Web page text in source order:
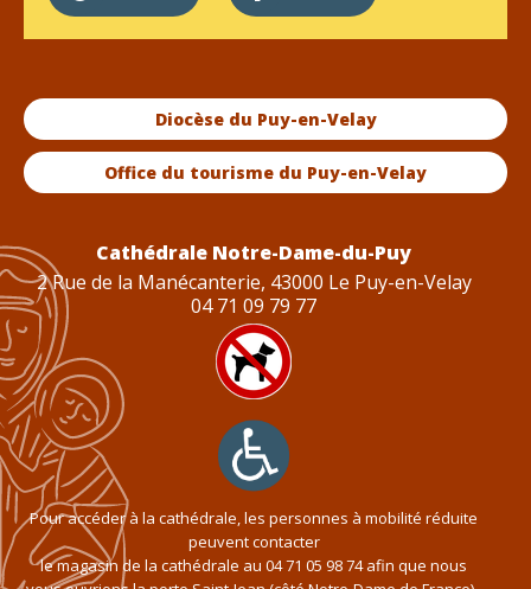
Diocèse du Puy-en-Velay
Office du tourisme du Puy-en-Velay
Cathédrale Notre-Dame-du-Puy
2 Rue de la Manécanterie, 43000 Le Puy-en-Velay
04 71 09 79 77
Pour accéder à la cathédrale, les personnes à mobilité réduite
peuvent contacter
le magasin de la cathédrale au 04 71 05 98 74afin que nous